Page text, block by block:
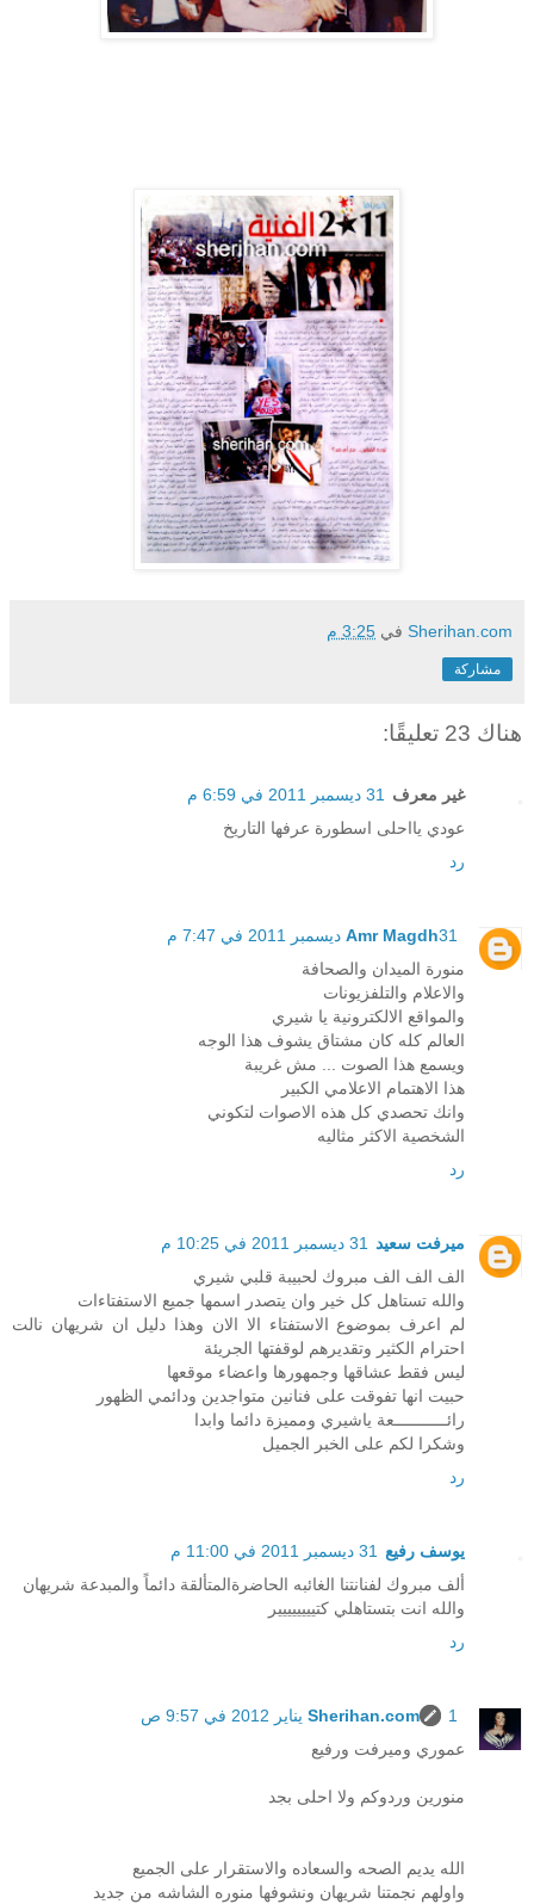
Sherihan.com في 3:25 م
مشاركة
هناك 23 تعليقًا:
غير معرف 31 ديسمبر 2011 في 6:59 م
عودي يااحلى اسطورة عرفها التاريخ
رد
Amr Magdh31 ديسمبر 2011 في 7:47 م
منورة الميدان والصحافة
والاعلام والتلفزيونات
والمواقع الالكترونية يا شيري
العالم كله كان مشتاق يشوف هذا الوجه
ويسمع هذا الصوت ... مش غريبة
هذا الاهتمام الاعلامي الكبير
وانك تحصدي كل هذه الاصوات لتكوني
الشخصية الاكثر مثاليه
رد
ميرفت سعيد 31 ديسمبر 2011 في 10:25 م
الف الف الف مبروك لحبيبة قلبي شيري
والله تستاهل كل خير وان يتصدر اسمها جميع الاستفتاءات
لم اعرف بموضوع الاستفتاء الا الان وهذا دليل ان شريهان نالت
احترام الكثير وتقديرهم لوقفتها الجريئة
ليس فقط عشاقها وجمهورها واعضاء موقعها
حبيت انها تفوقت على فنانين متواجدين ودائمي الظهور
رائـــــــــــعة ياشيري ومميزة دائما وابدا
وشكرا لكم على الخبر الجميل
رد
يوسف رفيع 31 ديسمبر 2011 في 11:00 م
ألف مبروك لفنانتنا الغائبه الحاضرةالمتألقة دائماً والمبدعة شريهان
والله انت بتستاهلي كتيييييييير
رد
Sherihan.com
1 يناير 2012 في 9:57 ص
عموري وميرفت ورفيع
منورين وردوكم ولا احلى بجد
الله يديم الصحه والسعاده والاستقرار على الجميع
واولهم نجمتنا شريهان ونشوفها منوره الشاشه من جديد